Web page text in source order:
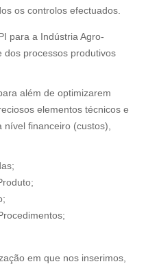
os controlos efectuados.
para a Indústria Agro-
dos processos produtivos
além de optimizarem
elementos técnicos e
financeiro (custos),
em que nos inserimos,